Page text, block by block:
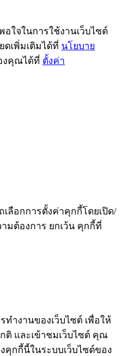
ใจในการใช้งานเว็บไซต์
ดเพิ่มเติมได้ที่ นโยบาย
งคุณได้ที่ ตั้งค่า
ลือกการตั้งค่าคุกกี้โดยเปิด/
มต้องการ ยกเว้น คุกกี้ที่
ำงานของเว็บไซต์ เพื่อให้
ติ และเข้าชมเว็บไซต์ คุณ
คุกกี้นี้ในระบบเว็บไซต์ของ